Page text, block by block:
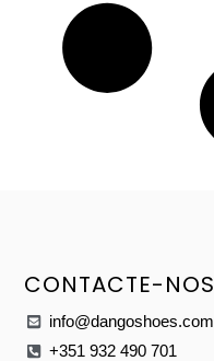
CONTACTE-NOS
info@dangoshoes.com
+351 932 490 701